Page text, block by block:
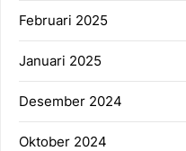
Februari 2025
Januari 2025
Desember 2024
Oktober 2024